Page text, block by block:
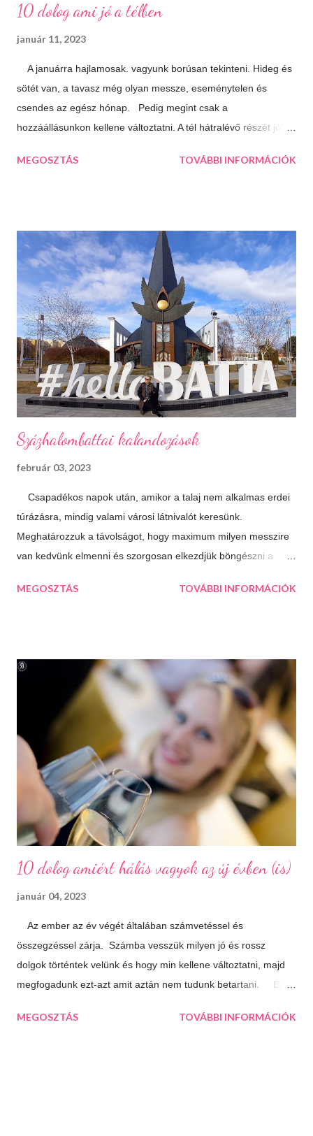
10 dolog ami jó a télben
január 11, 2023
A januárra hajlamosak. vagyunk borúsan tekinteni. Hideg és
sötét van, a tavasz még olyan messze, eseménytelen és
csendes az egész hónap. Pedig megint csak a
hozzáállásunkon kellene változtatni. A tél hátralévő részét jól is
ami jó a télben: Végtelen mozizós estek Hamar sötétedik, ha
már nem gyakran esik a hó, de korizni akkor is lehet, minden
másért meg irány a Kékes, Dobogókő vagy Eplény. Sűrű
krémlevesek Van abban valami megnyugtató amikor az ember
egy tál tartalmas és forró krémlevest kanalaz. Illatos, forró
fürdők Azt hiszem ehhez nem is kell mit hozzáfűzni...
Hangulatfények mindenhol Bátran rakd velük tele te is a
lakásodat, meglátod milyen meghitt hangulatot teremtenek.
Isteni sütemények Diós, mákos, túrós, lekváro...
MEGOSZTÁS TOVÁBBI INFORMÁCIÓK
Százhalombattai kalandozások
február 03, 2023
Csapadékos napok után, amikor a talaj nem alkalmas erdei
túrázásra, mindig valami városi látnivalót keresünk.
Meghatározzuk a távolságot, hogy maximum milyen messzire
van kedvünk elmenni és szorgosan elkezdjük böngészni a
települést. Így esett a választásunk következő úticélként
lakott, bővelkedik régészeti feltárásokban és kincsekben,
melyeket a város a mai napig lelkiismeretesen ápol és büszkén
meg is mutat a világnak. A százhalom előtag a település
határában húzódó halomsírokra utal, melyeket ma is meg lehet
tekinteni a régészeti parkban. De még mielőtt ide eljutnánk,
érdemes megállni a gyönyörűen felújított főtéren, ahol a
Makovecz Imre által tervezett Szent István Templom magas...
MEGOSZTÁS TOVÁBBI INFORMÁCIÓK
10 dolog amiért hálás vagyok az új évben (is)
január 04, 2023
Az ember az év végét általában számvetéssel és
összegzéssel zárja. Számba vesszük milyen jó és rossz
dolgok történtek velünk és hogy min kellene változtatni, majd
megfogadunk ezt-azt amit aztán nem tudunk betartani. Én
Nem agyalok a múlton, azon már úgysem tudok változtatni,
MEGOSZTÁS TOVÁBBI INFORMÁCIÓK